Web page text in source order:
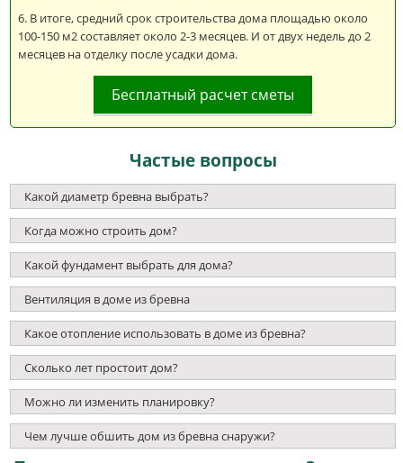
В итоге, средний срок строительства дома площадью около
100-150 м2 составляет около 2-3 месяцев. И от двух недель до 2
месяцев на отделку после усадки дома.
Бесплатный расчет сметы
Частые вопросы
Какой диаметр бревна выбрать?
Когда можно строить дом?
Какой фундамент выбрать для дома?
Вентиляция в доме из бревна
Какое отопление использовать в доме из бревна?
Сколько лет простоит дом?
Можно ли изменить планировку?
Чем лучше обшить дом из бревна снаружи?